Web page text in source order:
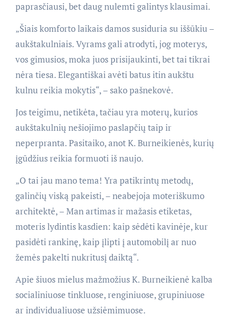
paprasčiausi, bet daug nulemti galintys klausimai.
„Šiais komforto laikais damos susiduria su iššūkiu –
aukštakulniais. Vyrams gali atrodyti, jog moterys,
vos gimusios, moka juos prisijaukinti, bet tai tikrai
nėra tiesa. Elegantiškai avėti batus itin aukštu
kulnu reikia mokytis“, – sako pašnekovė.
Jos teigimu, netikėta, tačiau yra moterų, kurios
aukštakulnių nešiojimo paslapčių taip ir
neperpranta. Pasitaiko, anot K. Burneikienės, kurių
įgūdžius reikia formuoti iš naujo.
„O tai jau mano tema! Yra patikrintų metodų,
galinčių viską pakeisti, – neabejoja moteriškumo
architektė, – Man artimas ir mažasis etiketas,
moteris lydintis kasdien: kaip sėdėti kavinėje, kur
pasidėti rankinę, kaip įlipti į automobilį ar nuo
žemės pakelti nukritusį daiktą“.
Apie šiuos mielus mažmožius K. Burneikienė kalba
socialiniuose tinkluose, renginiuose, grupiniuose
ar individualiuose užsiėmimuose.